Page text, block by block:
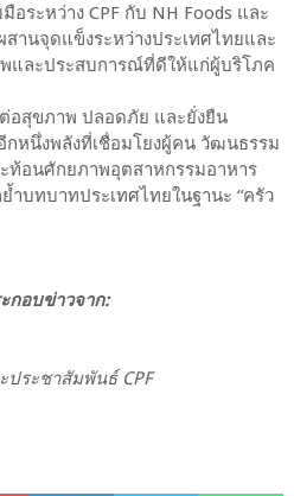
อระหว่าง CPF กับ NH Foods และ
สานจุดแข็งระหว่างประเทศไทยและ
และประสบการณ์ที่ดีให้แก่ผู้บริโภค
อสุขภาพ ปลอดภัย และยั่งยืน
กหนึ่งพลังที่เชื่อมโยงผู้คน วัฒนธรรม
ท้อนศักยภาพอุตสาหกรรมอาหาร
บทบาทประเทศไทยในฐานะ “ครัว
กอบข่าวจาก:
ระชาสัมพันธ์ CPF